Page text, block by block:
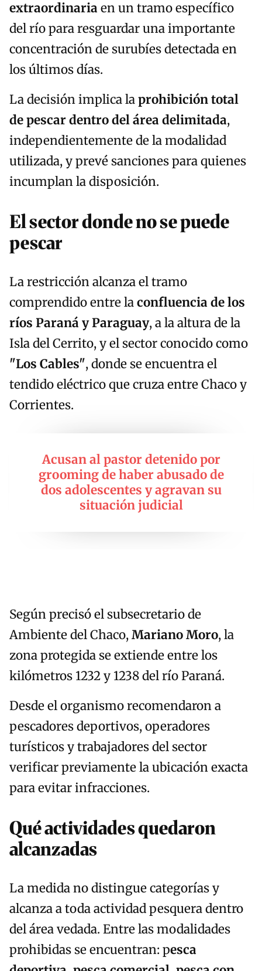
extraordinariaen un tramo específico
del río para resguardar una importante
concentración de surubíes detectada en
los últimos días.
La decisión implica laprohibición total
de pescar dentro del área delimitada,
independientemente de la modalidad
utilizada, y prevé sanciones para quienes
incumplan la disposición.
El sector donde no se puede
pescar
La restricción alcanza el tramo
comprendido entre laconfluencia de los
ríos Paraná y Paraguay, a la altura de la
Isla del Cerrito, y el sector conocido como
"Los Cables", donde se encuentra el
tendido eléctrico que cruza entre Chaco y
Corrientes.
Acusan al pastor detenido por
grooming de haber abusado de
dos adolescentes y agravan su
situación judicial
Según precisó el subsecretario de
Ambiente del Chaco,Mariano Moro, la
zona protegida se extiende entre los
kilómetros 1232 y 1238 del río Paraná.
Desde el organismo recomendaron a
pescadores deportivos, operadores
turísticos y trabajadores del sector
verificar previamente la ubicación exacta
para evitar infracciones.
Qué actividades quedaron
alcanzadas
La medida no distingue categorías y
alcanza a toda actividad pesquera dentro
del área vedada. Entre las modalidades
prohibidas se encuentran: pesca